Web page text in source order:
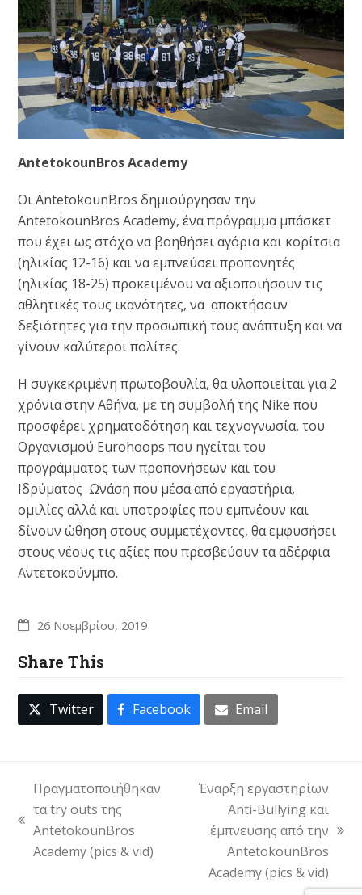
AntetokounBros Academy
Οι AntetokounBros δημιούργησαν την
AntetokounBros Academy, ένα πρόγραμμα μπάσκετ
που έχει ως στόχο να βοηθήσει αγόρια και κορίτσια
(ηλικίας 12-16) και να εμπνεύσει προπονητές
(ηλικίας 18-25) προκειμένου να αξιοποιήσουν τις
αθλητικές τους ικανότητες, να αποκτήσουν
δεξιότητες για την προσωπική τους ανάπτυξη και να
γίνουν καλύτεροι πολίτες.
Η συγκεκριμένη πρωτοβουλία, θα υλοποιείται για 2
χρόνια στην Αθήνα, με τη συμβολή της Nike που
προσφέρει χρηματοδότηση και τεχνογνωσία, του
Οργανισμού Eurohoops που ηγείται του
προγράμματος των προπονήσεων και του
Ιδρύματος Ωνάση που μέσα από εργαστήρια,
ομιλίες αλλά και υποτροφίες που εμπνέουν και
δίνουν ώθηση στους συμμετέχοντες, θα εμφυσήσει
στους νέους τις αξίες που πρεσβεύουν τα αδέρφια
Αντετοκούνμπο.
26 Νοεμβρίου, 2019
Share This
Twitter Facebook Email
previous
post:
Πραγματοποιήθηκαν
τα try outs της
ΑntetokounΒros
Academy (pics & vid)
Έναρξη εργαστηρίων
Anti-Bullying και
έμπνευσης από την
ΑntetokounΒros
Academy (pics & vid)